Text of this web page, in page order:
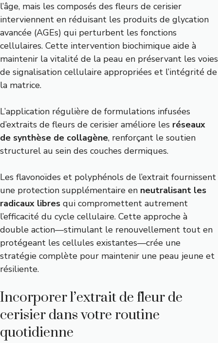
l’âge, mais les composés des fleurs de cerisier
interviennent en réduisant les produits de glycation
avancée (AGEs) qui perturbent les fonctions
cellulaires. Cette intervention biochimique aide à
maintenir la vitalité de la peau en préservant les voies
de signalisation cellulaire appropriées et l’intégrité de
la matrice.
L’application régulière de formulations infusées
d’extraits de fleurs de cerisier améliore les réseaux
de synthèse de collagène, renforçant le soutien
structurel au sein des couches dermiques.
Les flavonoïdes et polyphénols de l’extrait fournissent
une protection supplémentaire en neutralisant les
radicaux libres qui compromettent autrement
l’efficacité du cycle cellulaire. Cette approche à
double action—stimulant le renouvellement tout en
protégeant les cellules existantes—crée une
stratégie complète pour maintenir une peau jeune et
résiliente.
Incorporer l’extrait de fleur de
cerisier dans votre routine
quotidienne